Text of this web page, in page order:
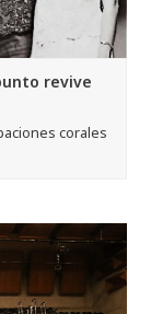
revive
corales